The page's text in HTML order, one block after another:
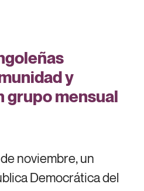
y
grupo mensual
noviembre, un
Democrática del